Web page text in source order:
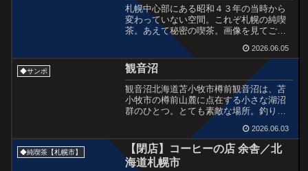
札幌中心部にある昭和４３年の当時から
変わっていない空間。これぞ札幌の純喫
茶。あえて秘密の喫茶。画像を見てご存
じな方も、そっと見守っていてほしい。
◆過去レポート
2026.06.05
◆サンポ 観音沼
観音沼北海道苫小牧市樽前観音沼は、苫
小牧市の樽前山麓に点在する小さな湖沼
群のひとつ。とても素敵な場所。釣り道
具のようなもの(タモ網)を見かけたので近
隣の釣り人にはけっこう知られている場
所かもしれない。へらぶな釣りのスポッ
トのようだ。でもこの...
2026.06.03
◆純喫茶【札幌市】
【閉店】コーヒーの店 余舎／北
海道札幌市